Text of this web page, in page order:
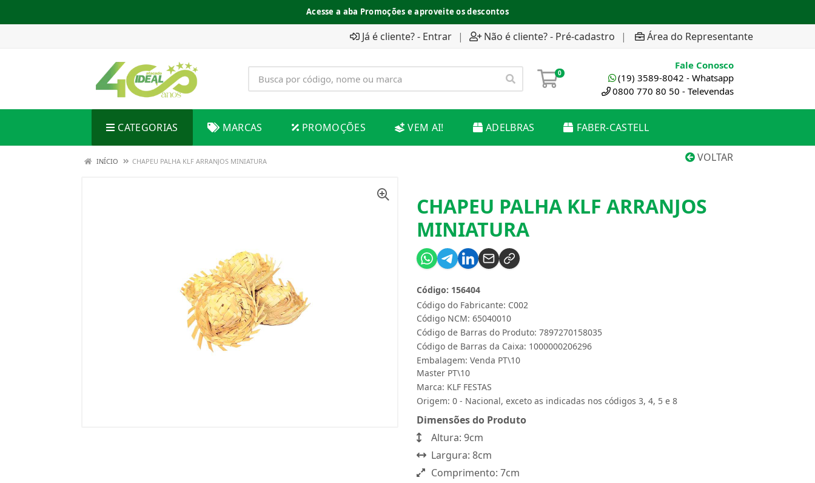
Acesse a aba Promoções e aproveite os descontos
Já é cliente? - Entrar | Não é cliente? - Pré-cadastro | Área do Representante
0
Fale Conosco
(19) 3589-8042 - Whatsapp
0800 770 80 50 - Televendas
CATEGORIAS MARCAS PROMOÇÕES VEM AI! ADELBRAS FABER-CASTELL
VOLTAR
INÍCIO CHAPEU PALHA KLF ARRANJOS MINIATURA
CHAPEU PALHA KLF ARRANJOS
MINIATURA
Código do Fabricante: C002
Código: 156404
Código NCM: 65040010
Código de Barras do Produto: 7897270158035
Código de Barras da Caixa: 1000000206296
Embalagem: Venda PT\10
Master PT\10
Marca: KLF FESTAS
Origem: 0 - Nacional, exceto as indicadas nos códigos 3, 4, 5 e 8
Dimensões do Produto
Altura: 9cm
Largura: 8cm
Comprimento: 7cm